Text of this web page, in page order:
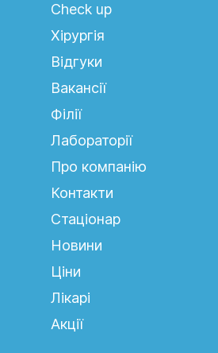
Сheck up
Хірургія
Відгуки
Вакансії
Філії
Лабораторії
Про компанію
Контакти
Стаціонар
Новини
Ціни
Лікарі
Акції